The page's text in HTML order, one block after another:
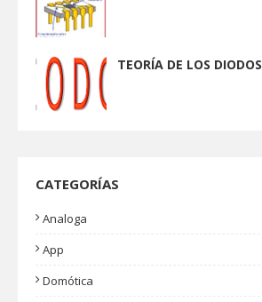
TEORÍA DE LOS DIODOS
CATEGORÍAS
Analoga
App
Domótica